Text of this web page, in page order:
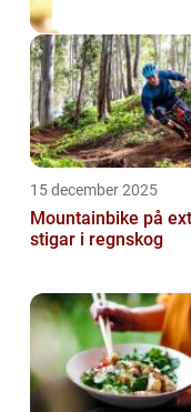
15 december 2025
Mountainbike på
stigar i regnskog